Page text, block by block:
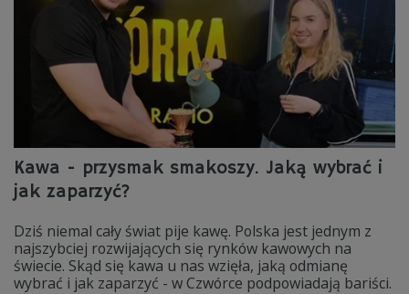
Kawa - przysmak smakoszy. Jaką wybrać i
jak zaparzyć?
Dziś niemal cały świat pije kawę. Polska jest jednym z
najszybciej rozwijających się rynków kawowych na
świecie. Skąd się kawa u nas wzięła, jaką odmianę
wybrać i jak zaparzyć - w Czwórce podpowiadają bariści.